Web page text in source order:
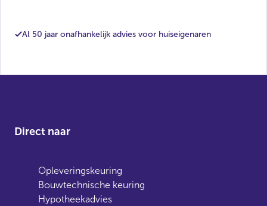
Al 50 jaar onafhankelijk advies voor huiseigenaren
Direct naar
Opleveringskeuring
Bouwtechnische keuring
Hypotheekadvies